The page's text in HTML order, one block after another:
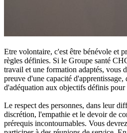
Etre volontaire, c'est être bénévole et
règles définies. Si le Groupe santé
travail et une formation adaptés, vous
preuve d'une capacité
d'adéquation aux objectifs définis
Le respect des personnes, dans leur
discrétion, l'empathie et le devoir de
prérequis incontournables. Vous